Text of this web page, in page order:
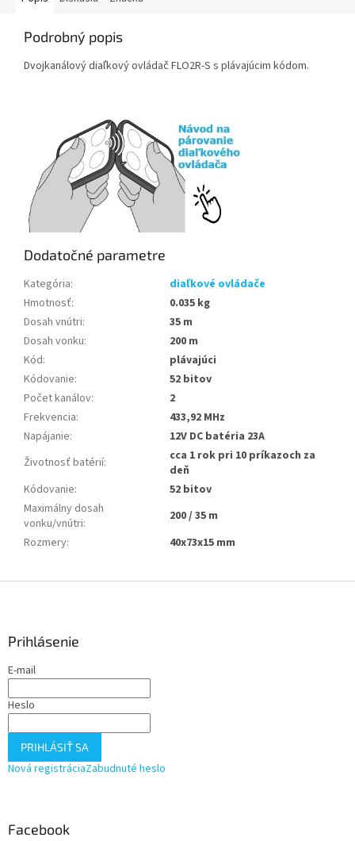
Podrobný popis
Dvojkanálový diaľkový ovládač FLO2R-S s plávajúcim kódom.
Dodatočné parametre
Kategória:
diaľkové ovládače
Hmotnosť:
0.035 kg
Dosah vnútri:
35 m
Dosah vonku:
200 m
Kód:
plávajúci
Kódovanie:
52 bitov
Počet kanálov:
2
Frekvencia:
433,92 MHz
Napájanie:
12V DC batéria 23A
Životnosť batérií:
cca 1 rok pri 10 príkazoch za
deň
Kódovanie:
52 bitov
Maximálny dosah
vonku/vnútri:
200 / 35 m
Rozmery: 40x73x15 mm
Prihlásenie
E-mail
Heslo
PRIHLÁSIŤ SA
Nová registráciaZabudnuté heslo
Facebook